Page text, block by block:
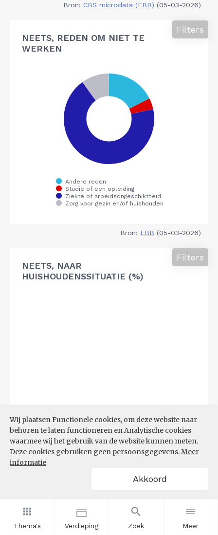
Thema's Verdieping Zoek Meer
Wij plaatsen Functionele cookies, om deze website naar
behoren te laten functioneren en Analytische cookies
waarmee wij het gebruik van de website kunnen meten.
Deze cookies gebruiken geen persoonsgegevens.Meer
informatie
Akkoord
Bron: CBS microdata (EBB) (05-03-2026)
NEETS, REDEN OM NIET TE
WERKEN
Filters
Bron: EBB (05-03-2026)
NEETS, NAAR
HUISHOUDENSSITUATIE (%)
Filters